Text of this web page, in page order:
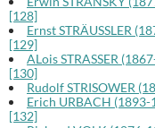
[128]
Ernst STRÄUSSLER
[129]
ALois STRASSER
[130]
Rudolf STRISOWER
Erich URBACH
[132]